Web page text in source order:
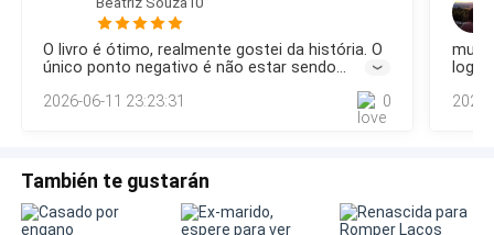
irradiando uma aura de liberdade e autenticidade.
Cada fio era um lembrete da sua ancestralidade e da
sua conexão com a história e a cultura negra.
— Júlia ainda não chegou? — Perguntei assim que a
abracei.
nosso. Olhei para Mariana ao meu lado no banco de trás do
carro da Sofia. Ela olhava para a janela parecendo pensativa.
Estava linda! Não diria perfeita, pois tinha um olhar triste e
distante, mas linda demais! Beijável demais! Sofia estava
certa, não éramos um casal, até quando éram
O livro é ótimo, realmente gostei da história. O
único ponto negativo é não estar sendo
2026-06-11 23:23:31
0
logo
También te gustarán